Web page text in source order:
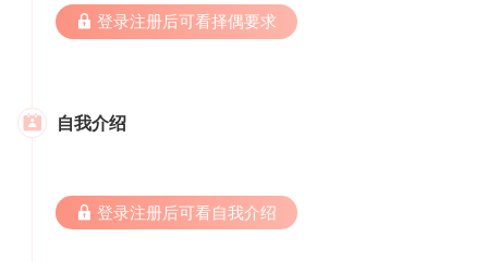
 登录注册后可看择偶要求
 自我介绍
 登录注册后可看自我介绍